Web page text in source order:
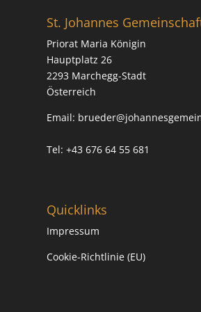
St. Johannes
Priorat Maria Königin
Hauptplatz 26
2293 Marchegg-Stadt
Österreich
Email:
Tel: +43 676 64 55 681
Quicklinks
Impressum
Cookie-Richtlinie (EU)